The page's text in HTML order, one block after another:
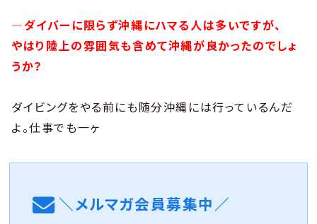
―ダイバーに限らず沖縄にハマる人は多いですが、
やはり陸上の雰囲気も含めて沖縄が良かったのでしょ
うか？
ダイビングをやる前にも随分沖縄には行っているんだ
よ。仕事でも一ヶ
＼メルマガ会員募集中／